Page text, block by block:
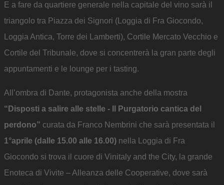
E a fare da quartiere generale nella capitale del vino sarà il
triangolo tra Piazza dei Signori (Loggia di Fra Giocondo,
Loggia Antica, Torre dei Lamberti), Cortile Mercato Vecchio e
Cortile del Tribunale, dove si concentrerà la gran parte degli
appuntamenti e le lounge per i tasting.
All’ombra di Dante, protagonista anche della mostra
“Disposti a salire alle stelle - Il Purgatorio cantica del
perdono” curata da Franco Nembrini che sarà presentata il
1°aprile (dalle 15.00 alle 16.00) nella Loggia di Fra
Giocondo si trova il cuore di Vinitaly and the City, la grande
Enoteca di Vivite – Alleanza delle Cooperative, dove sarà